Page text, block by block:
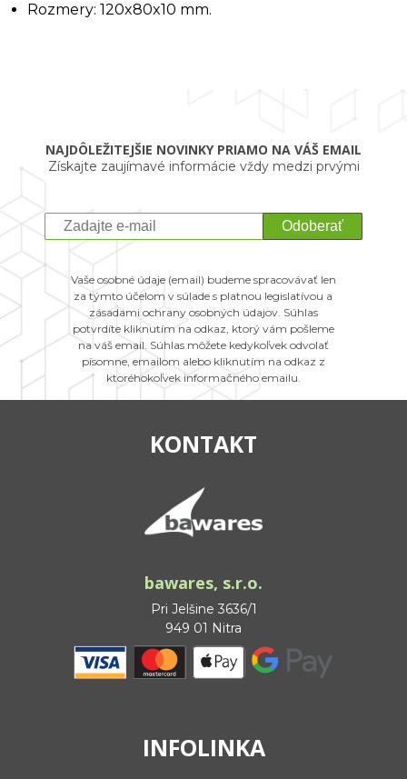
Rozmery: 120x80x10 mm.
NAJDÔLEŽITEJŠIE NOVINKY PRIAMO NA VÁŠ EMAIL
Získajte zaujímavé informácie vždy medzi prvými
Odoberať
Vaše osobné údaje (email) budeme spracovávať len
za týmto účelom v súlade s platnou legislatívou a
zásadami ochrany osobných údajov. Súhlas
potvrdíte kliknutím na odkaz, ktorý vám pošleme
na váš email. Súhlas môžete kedykoľvek odvolať
písomne, emailom alebo kliknutím na odkaz z
ktoréhokoľvek informačného emailu.
KONTAKT
bawares, s.r.o.
Pri Jelšine 3636/1
949 01 Nitra
INFOLINKA